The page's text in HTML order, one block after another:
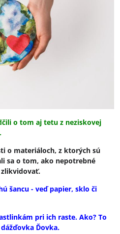
o tom aj tetu z neziskovej
o materiáloch, z ktorých sú
sa o tom, ako nepotrebné
šancu - veď papier, sklo či
pri ich raste. Ako? To
Ďovka.